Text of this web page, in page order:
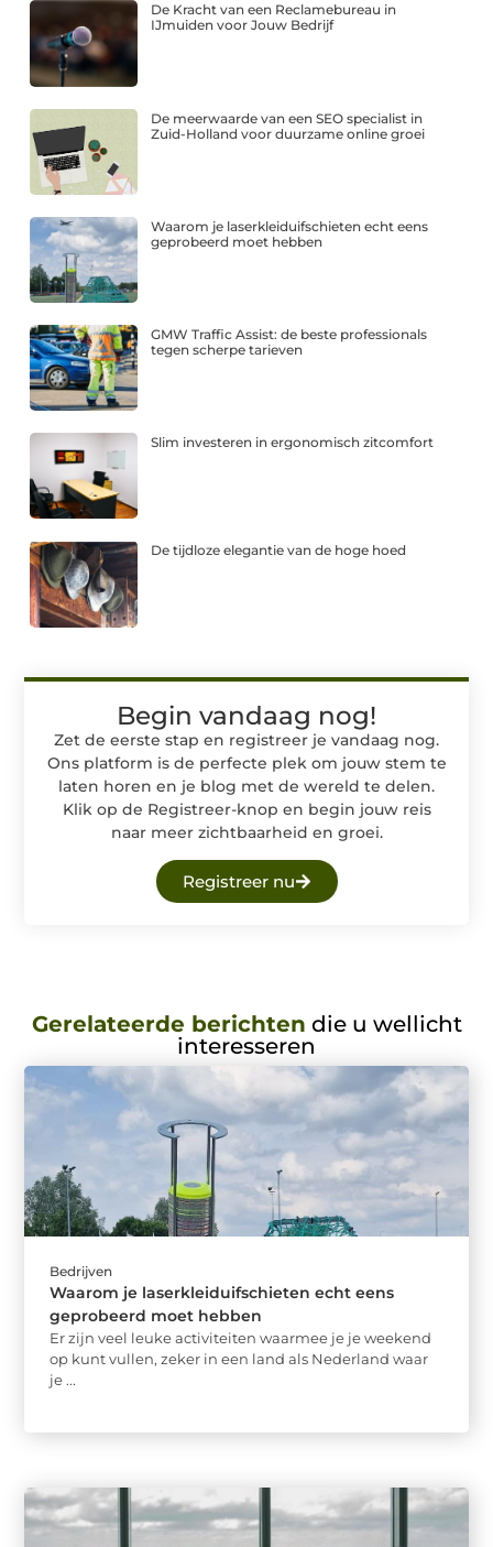
De Kracht van een Reclamebureau in
IJmuiden voor Jouw Bedrijf
De meerwaarde van een SEO specialist in
Zuid-Holland voor duurzame online groei
Waarom je laserkleiduifschieten echt eens
geprobeerd moet hebben
GMW Traffic Assist: de beste professionals
tegen scherpe tarieven
Slim investeren in ergonomisch zitcomfort
De tijdloze elegantie van de hoge hoed
Begin vandaag nog!
Zet de eerste stap en registreer je vandaag nog.
Ons platform is de perfecte plek om jouw stem te
laten horen en je blog met de wereld te delen.
Klik op de Registreer-knop en begin jouw reis
naar meer zichtbaarheid en groei.
Registreer nu
Gerelateerde berichten die u wellicht
interesseren
Bedrijven
Waarom je laserkleiduifschieten echt eens
geprobeerd moet hebben
Er zijn veel leuke activiteiten waarmee je je weekend
op kunt vullen, zeker in een land als Nederland waar
je ...